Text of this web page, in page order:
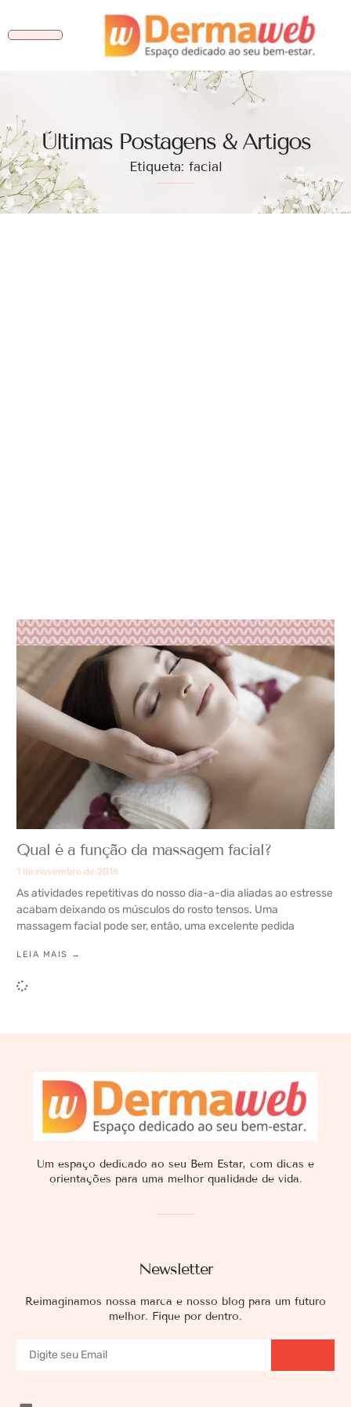
Ùltimas Postagens & Artigos
Etiqueta: facial
Qual é a função da massagem facial?
1 de novembro de 2016
As atividades repetitivas do nosso dia-a-dia aliadas ao estresse
acabam deixando os músculos do rosto tensos. Uma
massagem facial pode ser, então, uma excelente pedida
LEIA MAIS →
Newsletter
Reimaginamos nossa marca e nosso blog para um futuro
melhor. Fique por dentro.
Um espaço dedicado ao seu Bem Estar, com dicas e
orientações para uma melhor qualidade de vida.